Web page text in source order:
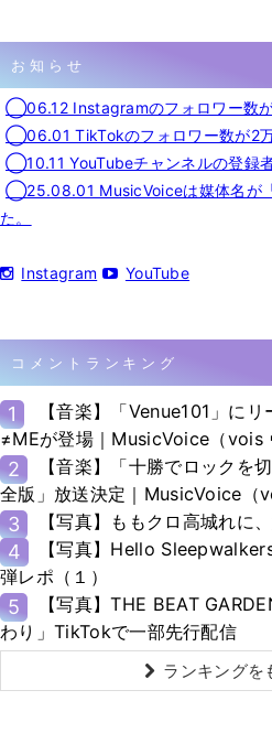
お知らせ
◯06.12 Instagramのフォロワー数が
◯06.01 TikTokのフォロワー数が2万
◯10.11 YouTubeチャンネルの登録
◯25.08.01 MusicVoiceは媒体名が
た。
Instagram YouTube
コメントランキング
1
【音楽】「Venue101」に
≠MEが登場｜MusicVoice（vois
2
【音楽】「十勝でロックを
全版」放送決定｜MusicVoice（
3 【写真】ももクロ高城れに
4
【写真】Hello
弾レポ（１）
5
【写真】THE BEAT
わり」TikTokで一部先行配信
ランキングを